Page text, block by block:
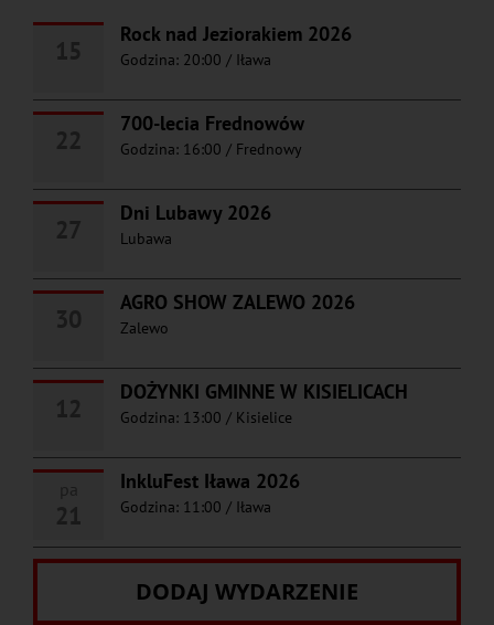
Rock nad Jeziorakiem 2026
Godzina: 20:00 / Iława
700-lecia Frednowów
Godzina: 16:00 / Frednowy
Dni Lubawy 2026
Lubawa
AGRO SHOW ZALEWO 2026
Zalewo
DOŻYNKI GMINNE W KISIELICACH
Godzina: 13:00 / Kisielice
InkluFest Iława 2026
Godzina: 11:00 / Iława
DODAJ WYDARZENIE